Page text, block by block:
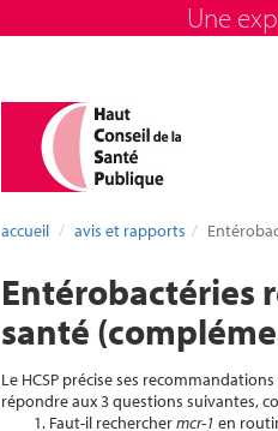
Une
accueil avis et rapports
Entérobactéries
santé
Le HCSP précise ses
répondre aux 3 questions suivantes,
Faut-il recherchermcr-1 en